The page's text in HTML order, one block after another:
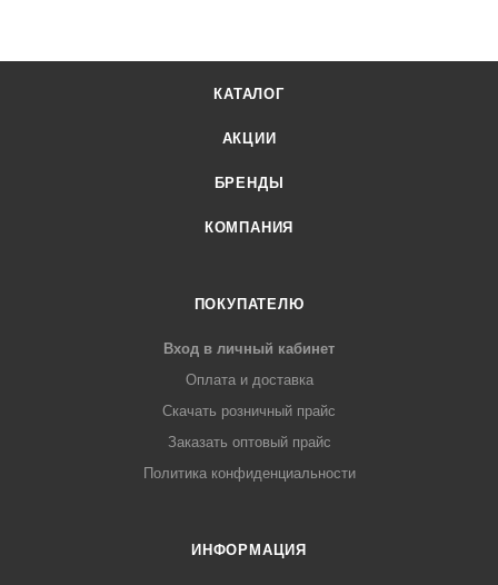
КАТАЛОГ
АКЦИИ
БРЕНДЫ
КОМПАНИЯ
ПОКУПАТЕЛЮ
Вход в личный кабинет
Оплата и доставка
Скачать розничный прайс
Заказать оптовый прайс
Политика конфиденциальности
ИНФОРМАЦИЯ